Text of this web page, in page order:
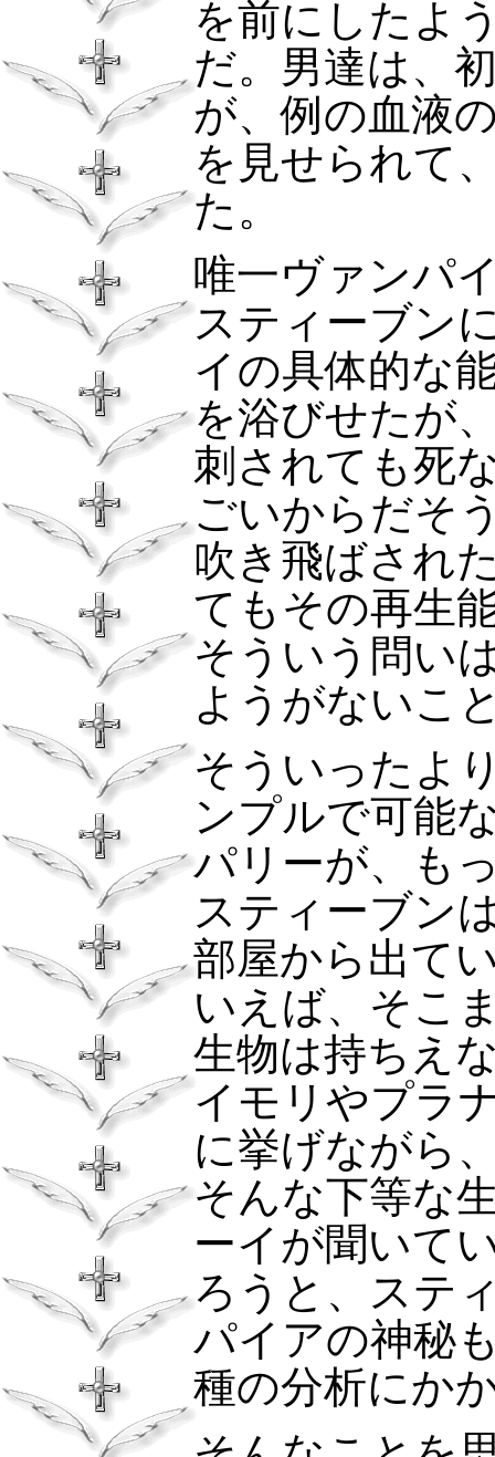
を前にしたよ
だ。男達は、
が、例の血液
を見せられて
た。
唯一ヴァンパ
スティーブン
イの具体的な
を浴びせたが
刺されても死
ごいからだそ
吹き飛ばされ
てもその再生
そういう問い
ようがないこ
そういったよ
ンプルで可能
パリーが、も
スティーブン
部屋から出て
いえば、そこ
生物は持ちえ
イモリやプラ
に挙げながら
そんな下等な
ーイが聞いて
ろうと、ステ
パイアの神秘
種の分析にか